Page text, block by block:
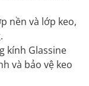
nền và lớp keo,
kính Glassine
và bảo vệ keo